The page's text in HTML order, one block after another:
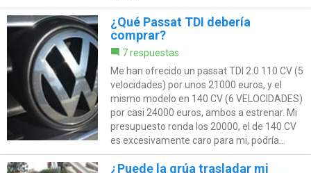
¿Qué Passat TDI debería
comprar?
7 respuestas
Me han ofrecido un passat TDI 2.0 110 CV (5
velocidades) por unos 21000 euros, y el
mismo modelo en 140 CV (6 VELOCIDADES)
por casi 24000 euros, ambos a estrenar. Mi
presupuesto ronda los 20000, el de 140 CV
es excesivamente caro para mi, podría...
¿Puede la grúa trasladar mi